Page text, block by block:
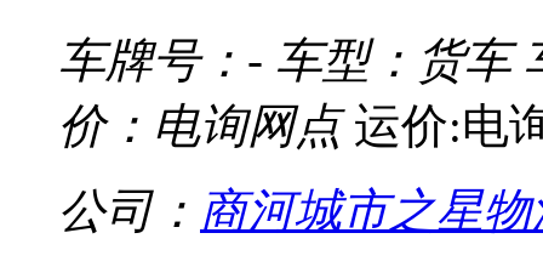
车牌号：- 车型：货车
价：电询网点运价:电
公司： 商河城市之星物